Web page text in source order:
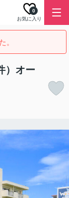
お気に入り
0
。
）オー